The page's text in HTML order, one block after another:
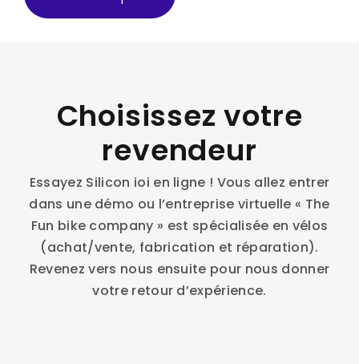
Choisissez votre
revendeur
Essayez Silicon ioi en ligne ! Vous allez entrer
dans une démo ou l’entreprise virtuelle « The
Fun bike company » est spécialisée en vélos
(achat/vente, fabrication et réparation).
Revenez vers nous ensuite pour nous donner
votre retour d’expérience.